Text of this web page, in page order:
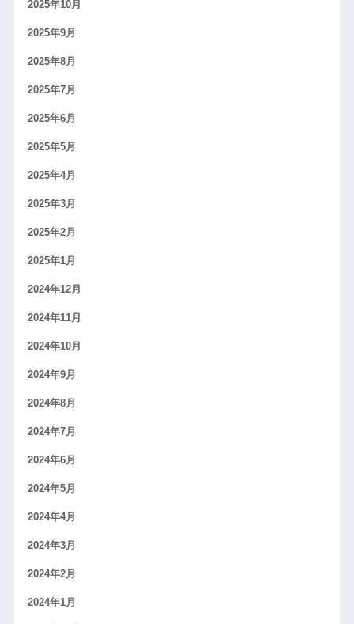
2025年10月
2025年9月
2025年8月
2025年7月
2025年6月
2025年5月
2025年4月
2025年3月
2025年2月
2025年1月
2024年12月
2024年11月
2024年10月
2024年9月
2024年8月
2024年7月
2024年6月
2024年5月
2024年4月
2024年3月
2024年2月
2024年1月